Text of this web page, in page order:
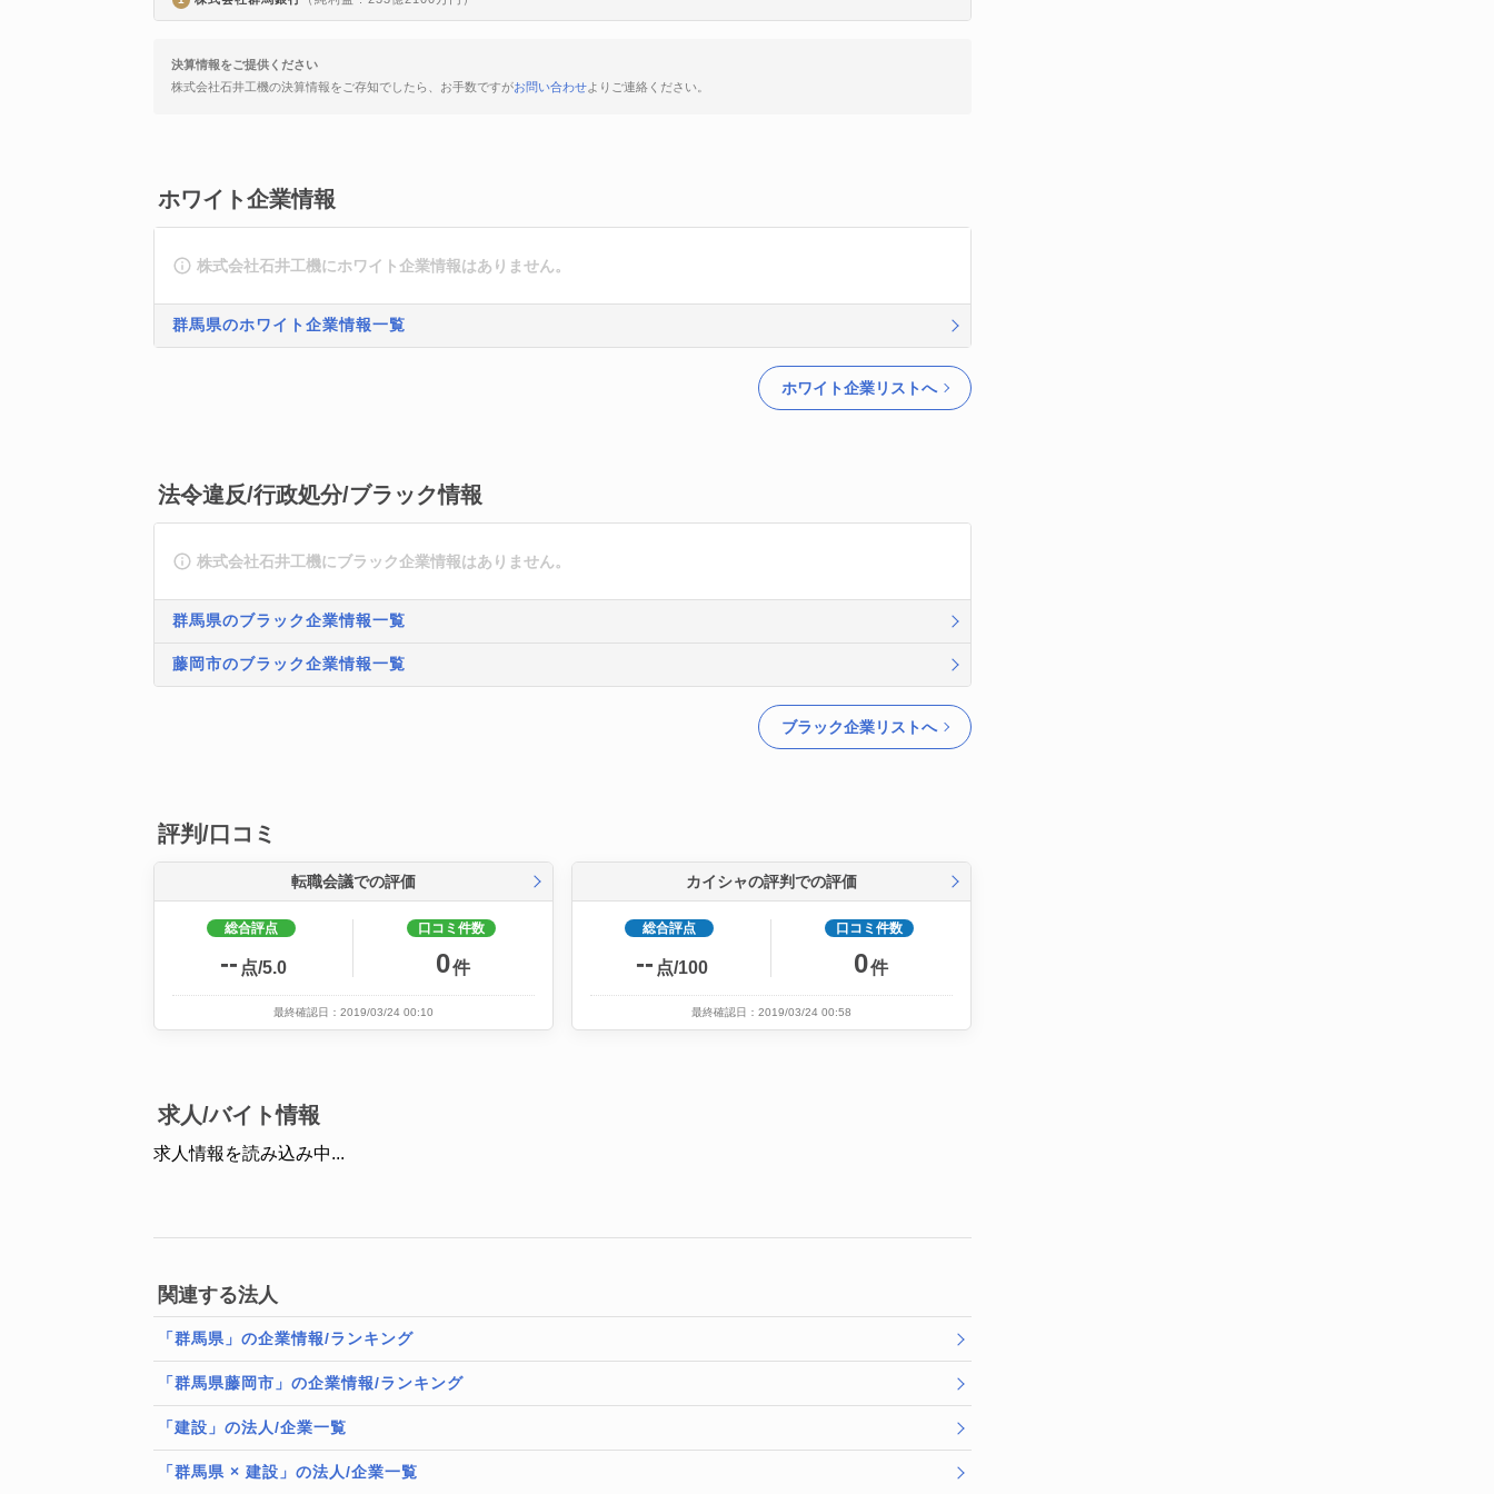
決算情報をご提供ください
株式会社石井工機の決算情報をご存知でしたら、お手数ですがお問い合わせよりご連絡ください。
ホワイト企業情報
株式会社石井工機にホワイト企業情報はありません。
群馬県のホワイト企業情報一覧
ホワイト企業リストへ
法令違反/行政処分/ブラック情報
株式会社石井工機にブラック企業情報はありません。
群馬県のブラック企業情報一覧
藤岡市のブラック企業情報一覧
ブラック企業リストへ
評判/口コミ
転職会議での評価
総合評点
-- 点/5.0
口コミ件数
0件
最終確認日：2019/03/24 00:10
カイシャの評判での評価
総合評点
-- 点/100
口コミ件数
0件
最終確認日：2019/03/24 00:58
求人/バイト情報
求人情報を読み込み中...
関連する法人
「群馬県」の企業情報/ランキング
「群馬県藤岡市」の企業情報/ランキング
「建設」の法人/企業一覧
「群馬県 × 建設」の法人/企業一覧